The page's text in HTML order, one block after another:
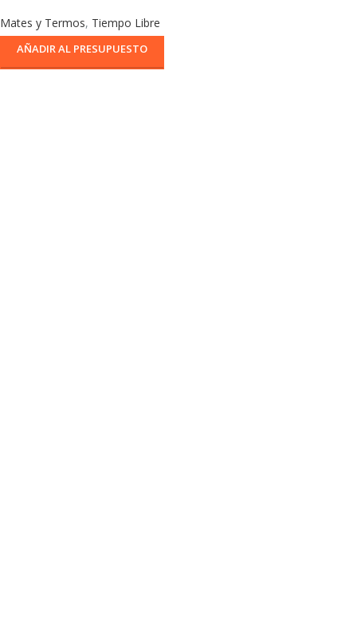
Mates y Termos, Tiempo Libre
AÑADIR AL PRESUPUESTO